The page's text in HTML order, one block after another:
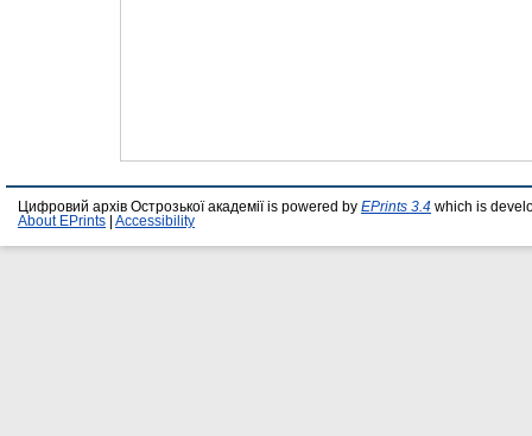
Цифровий архів Острозької академії is powered by EPrints 3.4 which is
About EPrints
Accessibility